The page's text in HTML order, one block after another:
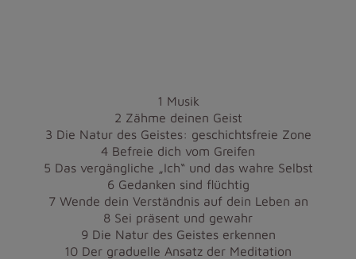
1 Musik
2 Zähme deinen Geist
3 Die Natur des Geistes: geschichtsfreie Zone
4 Befreie dich vom Greifen
5 Das vergängliche „Ich“ und das wahre Selbst
6 Gedanken sind flüchtig
7 Wende dein Verständnis auf dein Leben an
8 Sei präsent und gewahr
9 Die Natur des Geistes erkennen
10 Der graduelle Ansatz der Meditation